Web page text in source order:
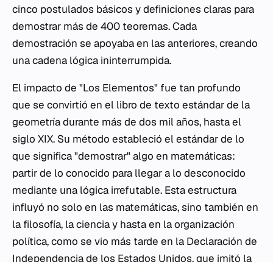
cinco postulados básicos y definiciones claras para
demostrar más de 400 teoremas. Cada
demostración se apoyaba en las anteriores, creando
una cadena lógica ininterrumpida.
El impacto de "Los Elementos" fue tan profundo
que se convirtió en el libro de texto estándar de la
geometría durante más de dos mil años, hasta el
siglo XIX. Su método estableció el estándar de lo
que significa "demostrar" algo en matemáticas:
partir de lo conocido para llegar a lo desconocido
mediante una lógica irrefutable. Esta estructura
influyó no solo en las matemáticas, sino también en
la filosofía, la ciencia y hasta en la organización
política, como se vio más tarde en la Declaración de
Independencia de los Estados Unidos, que imitó la